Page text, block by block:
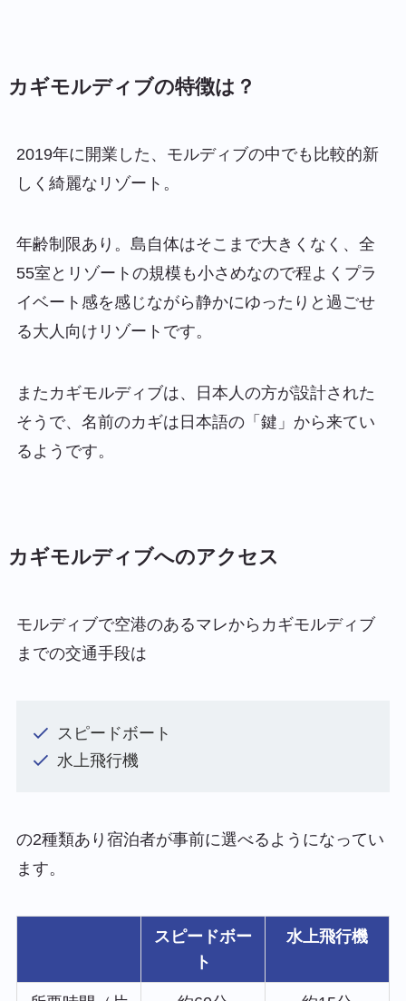
カギモルディブの特徴は？
2019年に開業した、モルディブの中でも比較的新
しく綺麗なリゾート。
年齢制限あり。島自体はそこまで大きくなく、全
55室とリゾートの規模も小さめなので程よくプラ
イベート感を感じながら静かにゆったりと過ごせ
る大人向けリゾートです。
またカギモルディブは、日本人の方が設計された
そうで、名前のカギは日本語の「鍵」から来てい
るようです。
カギモルディブへのアクセス
モルディブで空港のあるマレからカギモルディブ
までの交通手段は
スピードボート
水上飛行機
の2種類あり宿泊者が事前に選べるようになってい
ます。
スピードボー
ト
水上飛行機